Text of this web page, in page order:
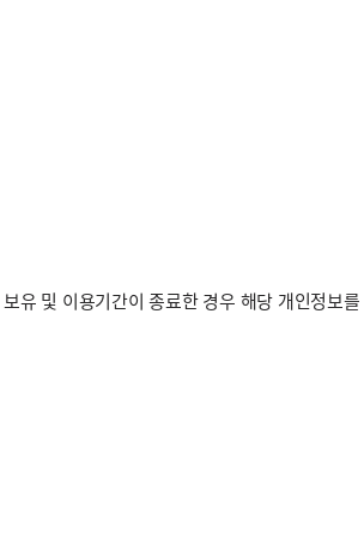
유 및 이용기간이 종료한 경우 해당 개인정보를